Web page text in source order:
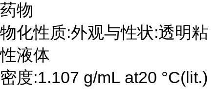
药物
物化性质:外观与性状:透明粘
性液体
密度:1.107 g/mL at20 °C(lit.)